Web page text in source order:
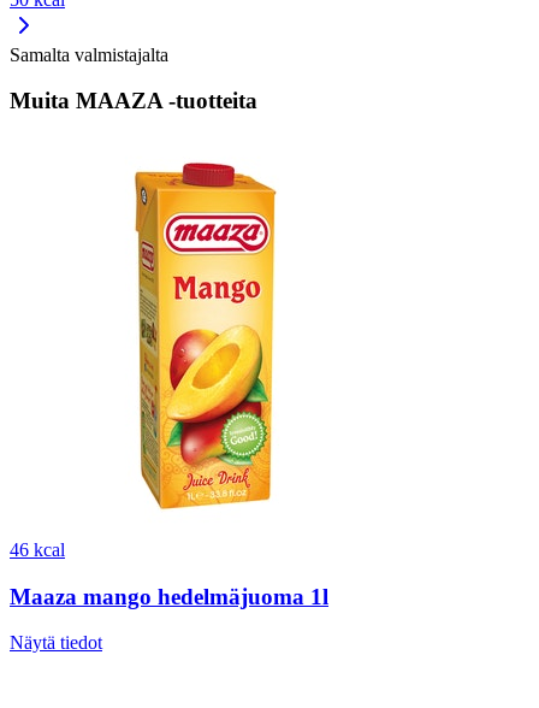
Samalta valmistajalta
Muita MAAZA -tuotteita
46 kcal
Maaza mango hedelmäjuoma 1l
Näytä tiedot